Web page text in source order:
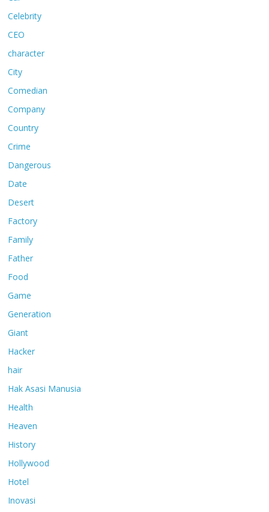
Celebrity
CEO
character
City
Comedian
Company
Country
Crime
Dangerous
Date
Desert
Factory
Family
Father
Food
Game
Generation
Giant
Hacker
hair
Hak Asasi Manusia
Health
Heaven
History
Hollywood
Hotel
Inovasi